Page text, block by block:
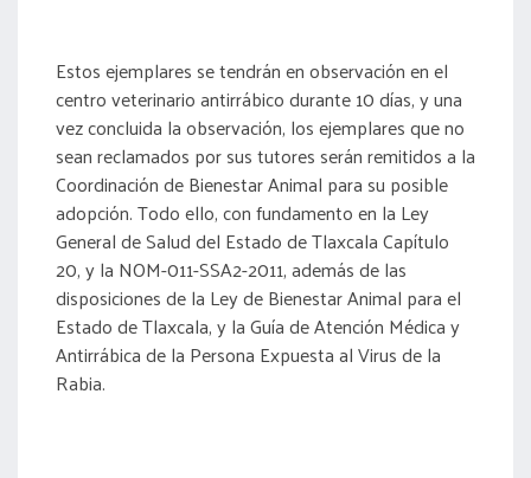
Estos ejemplares se tendrán en observación en el
centro veterinario antirrábico durante 10 días, y una
vez concluida la observación, los ejemplares que no
sean reclamados por sus tutores serán remitidos a la
Coordinación de Bienestar Animal para su posible
adopción. Todo ello, con fundamento en la Ley
General de Salud del Estado de Tlaxcala Capítulo
20, y la NOM-011-SSA2-2011, además de las
disposiciones de la Ley de Bienestar Animal para el
Estado de Tlaxcala, y la Guía de Atención Médica y
Antirrábica de la Persona Expuesta al Virus de la
Rabia.